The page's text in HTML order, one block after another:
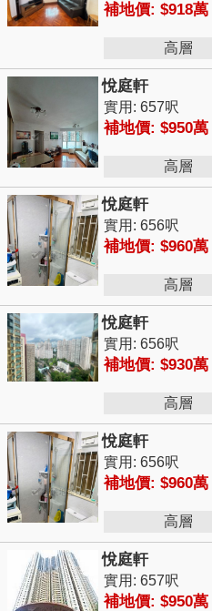
補地價: $918萬
高層
悅庭軒
實用: 657呎
補地價: $950萬
高層
悅庭軒
實用: 656呎
補地價: $960萬
高層
悅庭軒
實用: 656呎
補地價: $930萬
高層
悅庭軒
實用: 656呎
補地價: $960萬
高層
悅庭軒
實用: 657呎
補地價: $950萬